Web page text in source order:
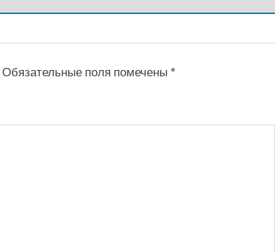
Обязательные поля помечены *